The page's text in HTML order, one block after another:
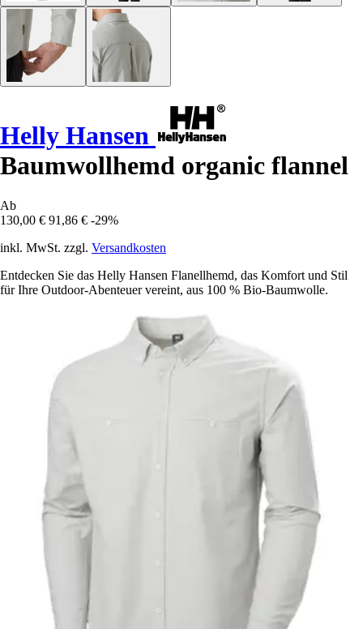
Helly Hansen
Baumwollhemd organic flannel
Ab
130,00 € 91,86 € -29%
inkl. MwSt. zzgl. Versandkosten
Entdecken Sie das Helly Hansen Flanellhemd, das Komfort und Stil
für Ihre Outdoor-Abenteuer vereint, aus 100 % Bio-Baumwolle.